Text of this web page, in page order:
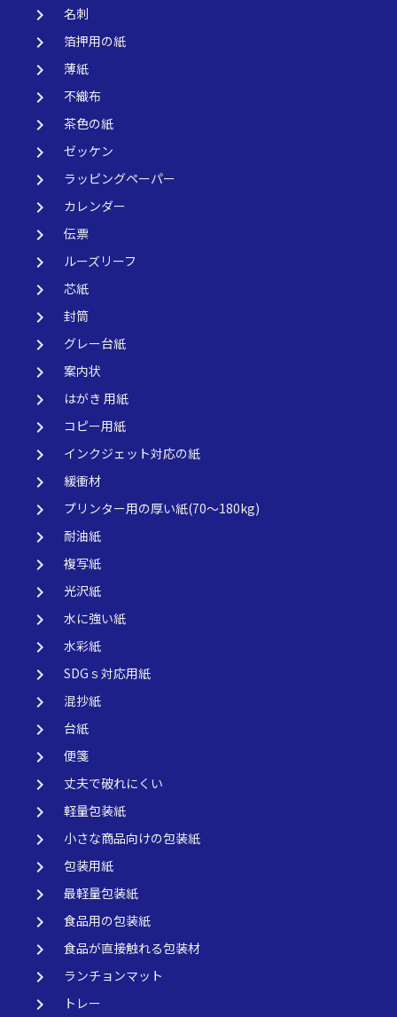
keyboard_arrow_right 名刺
keyboard_arrow_right 箔押用の紙
keyboard_arrow_right 薄紙
keyboard_arrow_right 不織布
keyboard_arrow_right 茶色の紙
keyboard_arrow_right ゼッケン
keyboard_arrow_right ラッピングペーパー
keyboard_arrow_right カレンダー
keyboard_arrow_right 伝票
keyboard_arrow_right ルーズリーフ
keyboard_arrow_right 芯紙
keyboard_arrow_right 封筒
keyboard_arrow_right グレー台紙
keyboard_arrow_right 案内状
keyboard_arrow_right はがき 用紙
keyboard_arrow_right コピー用紙
keyboard_arrow_right インクジェット対応の紙
keyboard_arrow_right 緩衝材
keyboard_arrow_right プリンター用の厚い紙(70～180kg)
keyboard_arrow_right 耐油紙
keyboard_arrow_right 複写紙
keyboard_arrow_right 光沢紙
keyboard_arrow_right 水に強い紙
keyboard_arrow_right 水彩紙
keyboard_arrow_right SDGｓ対応用紙
keyboard_arrow_right 混抄紙
keyboard_arrow_right 台紙
keyboard_arrow_right 便箋
keyboard_arrow_right 丈夫で破れにくい
keyboard_arrow_right 軽量包装紙
keyboard_arrow_right 小さな商品向けの包装紙
keyboard_arrow_right 包装用紙
keyboard_arrow_right 最軽量包装紙
keyboard_arrow_right 食品用の包装紙
keyboard_arrow_right 食品が直接触れる包装材
keyboard_arrow_right ランチョンマット
keyboard_arrow_right トレー